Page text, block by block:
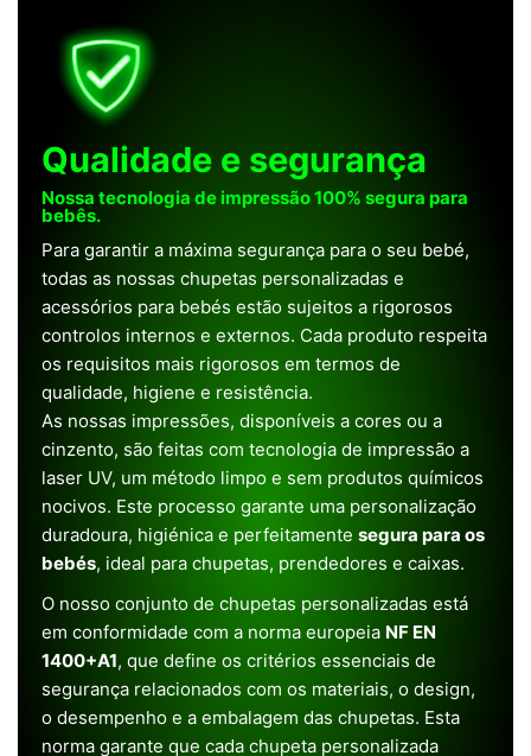
Qualidade e segurança
Nossa tecnologia de impressão 100% segura para
bebês.
Para garantir a máxima segurança para o seu bebé,
todas as nossas chupetas personalizadas e
acessórios para bebés estão sujeitos a rigorosos
controlos internos e externos. Cada produto respeita
os requisitos mais rigorosos em termos de
qualidade, higiene e resistência.
As nossas impressões, disponíveis a cores ou a
cinzento, são feitas com tecnologia de impressão a
laser UV, um método limpo e sem produtos químicos
nocivos. Este processo garante uma personalização
duradoura, higiénica e perfeitamente segura para os
bebés, ideal para chupetas, prendedores e caixas.
O nosso conjunto de chupetas personalizadas está
em conformidade com a norma europeia NF EN
1400+A1, que define os critérios essenciais de
segurança relacionados com os materiais, o design,
o desempenho e a embalagem das chupetas. Esta
norma garante que cada chupeta personalizada